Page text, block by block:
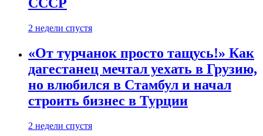
2 недели спустя
«От турчанок просто тащусь!» Как
дагестанец мечтал уехать в Грузию,
но влюбился в Стамбул и начал
строить бизнес в Турции
2 недели спустя